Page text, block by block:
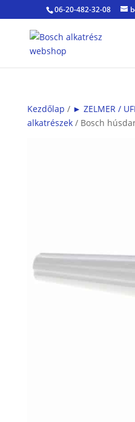
06-20-482-32-08
Kezdőlap / ► ZELMER /
alkatrészek/ Bosch